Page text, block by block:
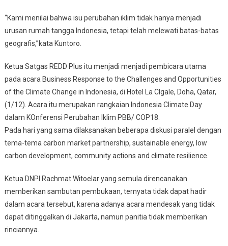
“Kami menilai bahwa isu perubahan iklim tidak hanya menjadi
urusan rumah tangga Indonesia, tetapi telah melewati batas-batas
geografis,”kata Kuntoro.
Ketua Satgas REDD Plus itu menjadi menjadi pembicara utama
pada acara Business Response to the Challenges and Opportunities
of the Climate Change in Indonesia, di Hotel La CIgale, Doha, Qatar,
(1/12). Acara itu merupakan rangkaian Indonesia Climate Day
dalam KOnferensi Perubahan Iklim PBB/ COP18.
Pada hari yang sama dilaksanakan beberapa diskusi paralel dengan
tema-tema carbon market partnership, sustainable energy, low
carbon development, community actions and climate resilience.
Ketua DNPI Rachmat Witoelar yang semula direncanakan
memberikan sambutan pembukaan, ternyata tidak dapat hadir
dalam acara tersebut, karena adanya acara mendesak yang tidak
dapat ditinggalkan di Jakarta, namun panitia tidak memberikan
rinciannya.